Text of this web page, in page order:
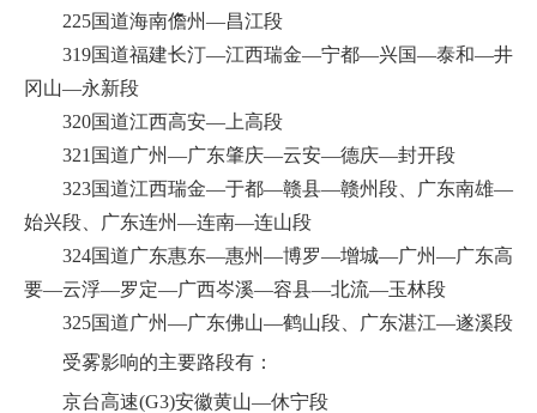
225国道海南儋州—昌江段
319国道福建长汀—江西瑞金—宁都—兴国—泰和—井
冈山—永新段
320国道江西高安—上高段
321国道广州—广东肇庆—云安—德庆—封开段
323国道江西瑞金—于都—赣县—赣州段、广东南雄—
始兴段、广东连州—连南—连山段
324国道广东惠东—惠州—博罗—增城—广州—广东高
要—云浮—罗定—广西岑溪—容县—北流—玉林段
325国道广州—广东佛山—鹤山段、广东湛江—遂溪段
受雾影响的主要路段有：
京台高速(G3)安徽黄山—休宁段